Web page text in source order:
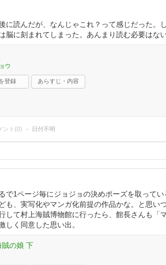
に読んだが、なんじゃこれ？って感じだった。
脳に刻まれてしまった。あんまり読む必要はない
ウ
登録 あらすじ・内容
ント(0) 日付不明
で1ページ毎にジョジョの決めポーズを取ってい
も、実写化やマンガ化前提の作品かな。と思い
して村上海賊博物館に行ったら、館長さんも「
しく同意した思い出。
賊の娘 下